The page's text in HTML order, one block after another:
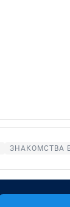
ЗНАКОМСТВА